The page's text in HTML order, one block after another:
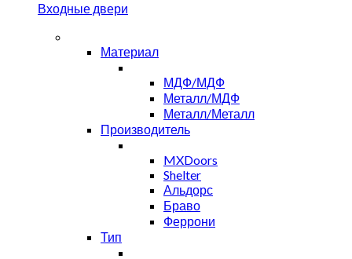
Входные двери
Материал
МДФ/МДФ
Металл/МДФ
Металл/Металл
Производитель
MXDoors
Shelter
Альдорс
Браво
Феррони
Тип